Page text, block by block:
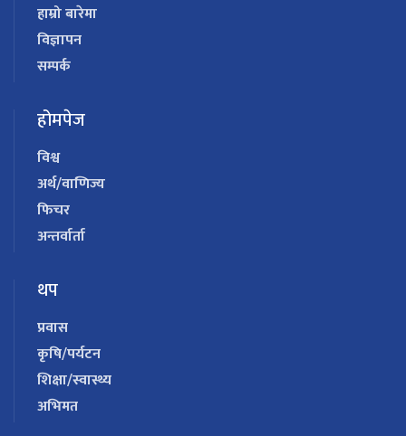
हाम्रो बारेमा
विज्ञापन
सम्पर्क
होमपेज
विश्व
अर्थ/वाणिज्य
फिचर
अन्तर्वार्ता
थप
प्रवास
कृषि/पर्यटन
शिक्षा/स्वास्थ्य
अभिमत